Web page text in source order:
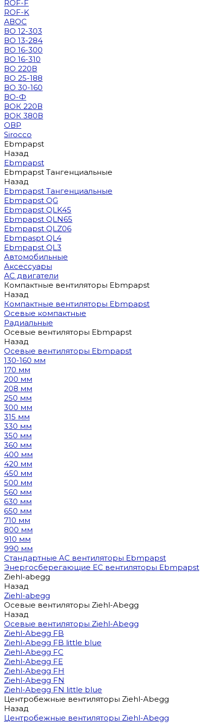
ROF-F
ROF-K
АВОС
ВО 12-303
ВО 13-284
ВО 16-300
ВО 16-310
ВО 220В
ВО 25-188
ВО 30-160
ВО-Ф
ВОК 220В
ВОК 380В
ОВР
Sirocco
Ebmpapst
Назад
Ebmpapst
Ebmpapst Тангенциальные
Назад
Ebmpapst Тангенциальные
Ebmpapst QG
Ebmpapst QLK45
Ebmpapst QLN65
Ebmpapst QLZ06
Ebmpaspt QL4
Ebmpapst QL3
Автомобильные
Аксессуары
АС двигатели
Компактные вентиляторы Ebmpapst
Назад
Компактные вентиляторы Ebmpapst
Осевые компактные
Радиальные
Осевые вентиляторы Ebmpapst
Назад
Осевые вентиляторы Ebmpapst
130-160 мм
170 мм
200 мм
208 мм
250 мм
300 мм
315 мм
330 мм
350 мм
360 мм
400 мм
420 мм
450 мм
500 мм
560 мм
630 мм
650 мм
710 мм
800 мм
910 мм
990 мм
Стандартные AC вентиляторы Ebmpapst
Энергосберегающие EC вентиляторы Ebmpapst
Ziehl-abegg
Назад
Ziehl-abegg
Осевые вентиляторы Ziehl-Abegg
Назад
Осевые вентиляторы Ziehl-Abegg
Ziehl-Abegg FB
Ziehl-Abegg FB little blue
Ziehl-Abegg FC
Ziehl-Abegg FE
Ziehl-Abegg FH
Ziehl-Abegg FN
Ziehl-Abegg FN little blue
Центробежные вентиляторы Ziehl-Abegg
Назад
Центробежные вентиляторы Ziehl-Abegg